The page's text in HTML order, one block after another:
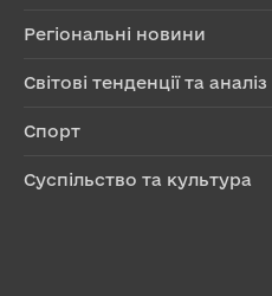
Регіональні новини
Світові тенденції та аналіз
Спорт
Суспільство та культура